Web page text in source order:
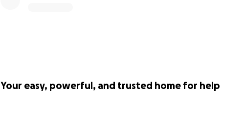
Your easy, powerful, and trusted home for help